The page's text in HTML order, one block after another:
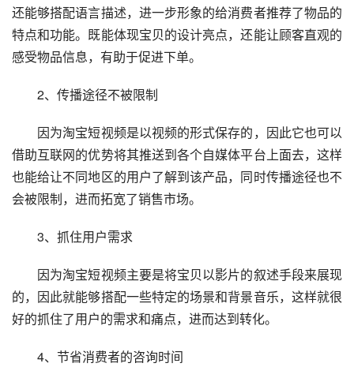
还能够搭配语言描述，进一步形象的给消费者推荐了物品的
特点和功能。既能体现宝贝的设计亮点，还能让顾客直观的
感受物品信息，有助于促进下单。
2、传播途径不被限制
因为淘宝短视频是以视频的形式保存的，因此它也可以
借助互联网的优势将其推送到各个自媒体平台上面去，这样
也能给让不同地区的用户了解到该产品，同时传播途径也不
会被限制，进而拓宽了销售市场。
3、抓住用户需求
因为淘宝短视频主要是将宝贝以影片的叙述手段来展现
的，因此就能够搭配一些特定的场景和背景音乐，这样就很
好的抓住了用户的需求和痛点，进而达到转化。
4、节省消费者的咨询时间